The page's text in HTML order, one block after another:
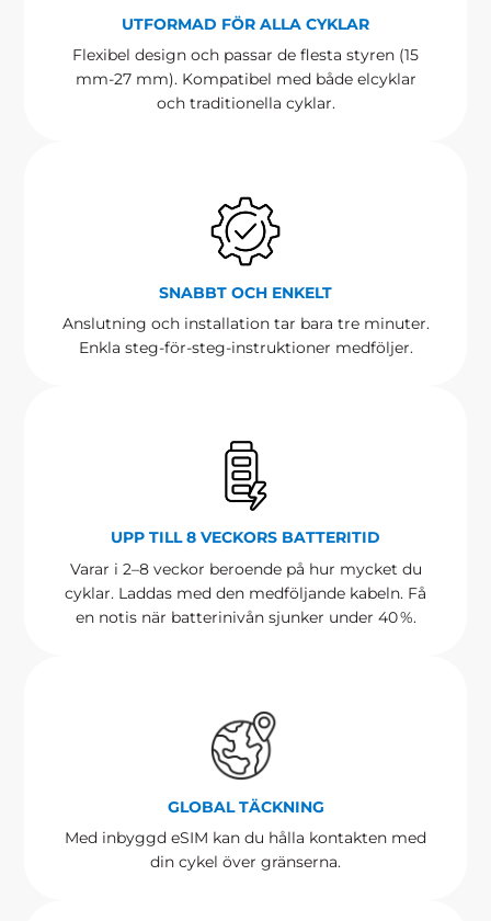
UTFORMAD FÖR ALLA CYKLAR
Flexibel design och passar de flesta styren (15
mm-27 mm). Kompatibel med både elcyklar
och traditionella cyklar.
SNABBT OCH ENKELT
Anslutning och installation tar bara tre minuter.
Enkla steg-för-steg-instruktioner medföljer.
UPP TILL 8 VECKORS BATTERITID
Varar i 2–8 veckor beroende på hur mycket du
cyklar. Laddas med den medföljande kabeln. Få
en notis när batterinivån sjunker under 40 %.
GLOBAL TÄCKNING
Med inbyggd eSIM kan du hålla kontakten med
din cykel över gränserna.